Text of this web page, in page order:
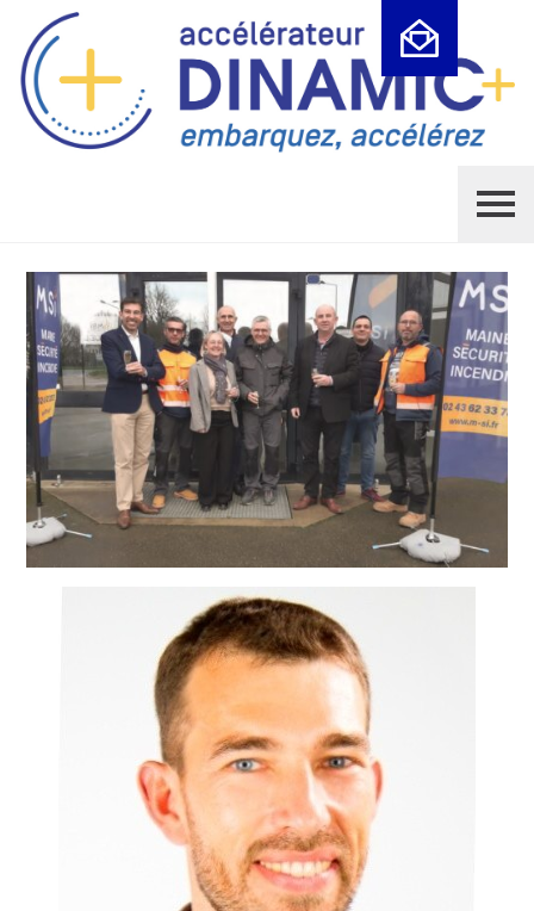
Cookies management panel